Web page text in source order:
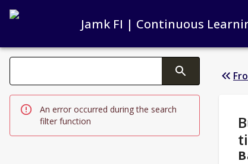
Jamk FI | Continuous
Search filters
Changing the text triggers search
An error occurred during the search
filter function